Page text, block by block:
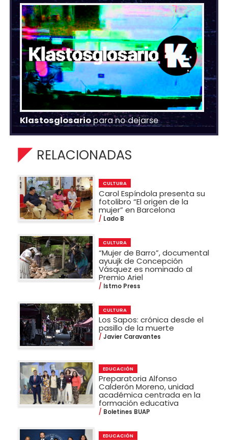
Klastosglosariopara no dejarse
RELACIONADAS
CULTURA
Carol Espíndola presenta su
fotolibro “El origen de la
mujer” en Barcelona
Lado B
CULTURA
“Mujer de Barro”, documental
ayuujk de Concepción
Vásquez es nominado al
Premio Ariel
Istmo Press
CULTURA
Los Sapos: crónica desde el
pasillo de la muerte
Javier Caravantes
EDUCACIÓN
Preparatoria Alfonso
Calderón Moreno, unidad
académica centrada en la
formación educativa
Boletines BUAP
EDUCACIÓN